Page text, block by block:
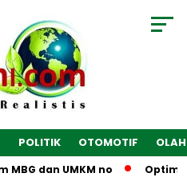
POLITIK OTOMOTIF
dan UMKM no